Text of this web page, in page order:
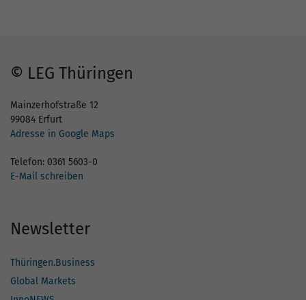
© LEG Thüringen
Mainzerhofstraße 12
99084 Erfurt
Adresse in Google Maps
Telefon: 0361 5603-0
E-Mail schreiben
Newsletter
Thüringen.Business
Global Markets